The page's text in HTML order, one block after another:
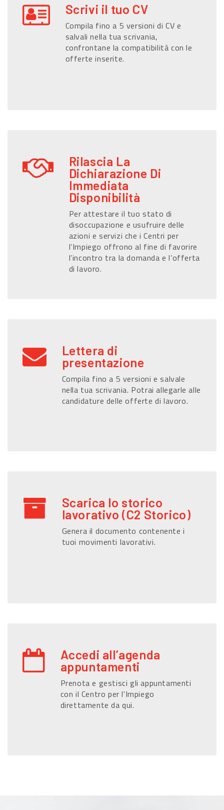
Scrivi il tuo CV
Compila fino a 5 versioni di CV e
salvali nella tua scrivania,
confrontane la compatibilità con le
offerte inserite.
Rilascia La
Dichiarazione Di
Immediata
Disponibilità
Per attestare il tuo stato di
disoccupazione e usufruire delle
azioni e servizi che i Centri per
l’Impiego offrono al fine di favorire
l’incontro tra la domanda e l’offerta
di lavoro.
Lettera di
presentazione
Compila fino a 5 versioni e salvale
nella tua scrivania. Potrai allegarle alle
candidature delle offerte di lavoro.
Scarica lo storico
lavorativo (C2 Storico)
Genera il documento contenente i
tuoi movimenti lavorativi.
Accedi all’agenda
appuntamenti
Prenota e gestisci gli appuntamenti
con il Centro per l'Impiego
direttamente da qui.